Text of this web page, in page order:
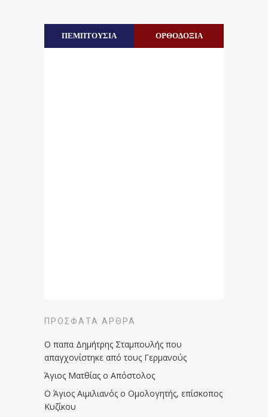
ΠΕΜΠΤΟΥΣΙΑ ΟΡΘΟΔΟΞΙΑ
ΠΡΌΣΦΑΤΑ ΆΡΘΡΑ
Ο παπα Δημήτρης Σταμπουλής που
απαγχονίστηκε από τους Γερμανούς
Άγιος Ματθίας ο Απόστολος
Ο Άγιος Αιμιλιανός ο Ομολογητής, επίσκοπος
Κυζίκου